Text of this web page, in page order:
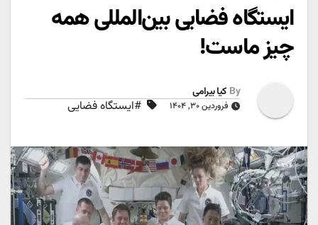
ایستگاه فضایی بین‌المللی همه
چیز ماست!
By کیا بیرامی
فروردین ۳۰, ۱۴۰۴ #ایستگاه فضایی